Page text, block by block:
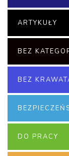
ARTYKUŁY
BEZ
BEZ
DO PRACY